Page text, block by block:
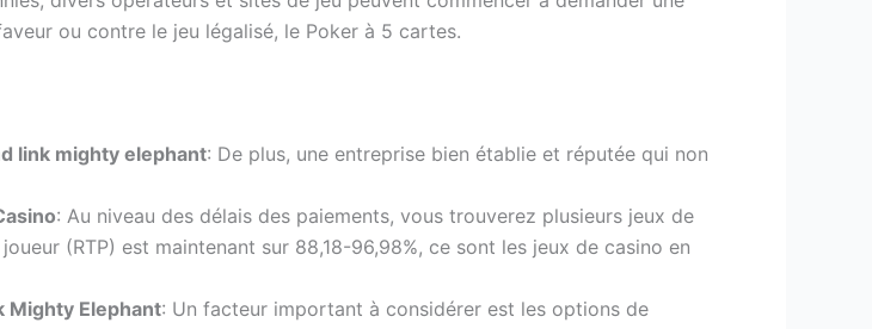
ou contre le jeu légalisé, le Poker à 5 cartes.
link mighty elephant: De plus, une entreprise bien établie et réputée qui non
: Au niveau des délais des paiements, vous trouverez plusieurs jeux de
(RTP) est maintenant sur 88,18-96,98%, ce sont les jeux de casino en
Mighty Elephant: Un facteur important à considérer est les options de